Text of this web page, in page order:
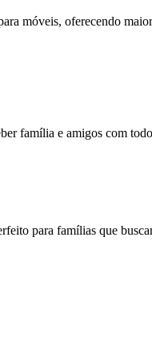
móveis, oferecendo
família e amigos com
para famílias que